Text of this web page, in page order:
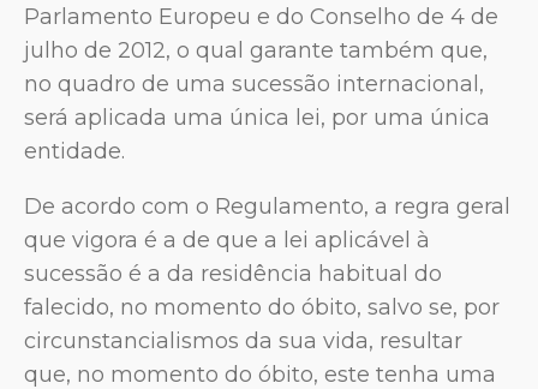
Parlamento Europeu e do Conselho de 4 de
julho de 2012, o qual garante também que,
no quadro de uma sucessão internacional,
será aplicada uma única lei, por uma única
entidade.
De acordo com o Regulamento, a regra geral
que vigora é a de que a lei aplicável à
sucessão é a da residência habitual do
falecido, no momento do óbito, salvo se, por
circunstancialismos da sua vida, resultar
que, no momento do óbito, este tenha uma